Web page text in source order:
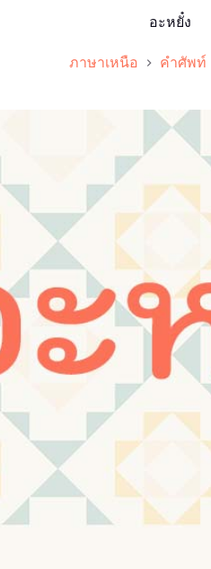
อะหยั๋ง
ภาษาเหนือ คำศัพท์